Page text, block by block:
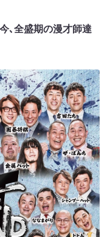
､全盛期の漫才師達